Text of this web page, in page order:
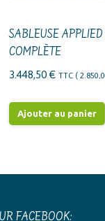
SABLEUSE
COMPLÈTE
3.448,50 € TTC (
Ajouter au panier
FACEBOOK: